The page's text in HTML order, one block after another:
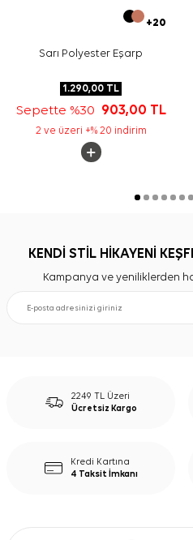
+20
Sarı Polyester Eşarp
1.290,00 TL
Sepette %30 903,00 TL
2 ve üzeri +% 20 indirim
KENDİ STİL HİKAYENİ
Kampanya ve yeniliklerden
2249 TL Üzeri
Ücretsiz Kargo
Kredi Kartına
4 Taksit İmkanı